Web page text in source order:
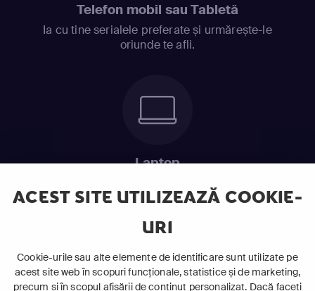
ACEST SITE UTILIZEAZĂ COOKIE-
URI
Cookie-urile sau alte elemente de identificare sunt utilizate pe
acest site web în scopuri funcționale, statistice și de marketing,
precum și în scopul afișării de conținut personalizat. Dacă faceți
Telefon mobil sau Tabletă
Ia cu tine serialele preferate și urmărește-le
oriunde te afli.
Laptop
ABONEAZĂ-TE ACUM
Cerințe de sistem